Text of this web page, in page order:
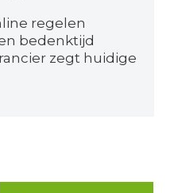
regelen
bedenktijd
zegt huidige